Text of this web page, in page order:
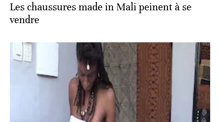
Les chaussures made in Mali peinent à se
vendre